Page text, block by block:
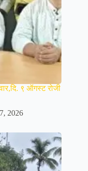
९ ऑगस्ट रोजी
2026